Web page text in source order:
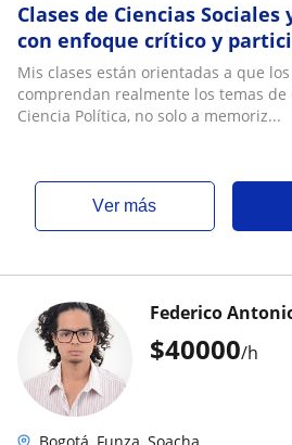
Clases de Ciencias Sociales
con enfoque crítico y
Mis clases están orientadas a que
comprendan realmente los temas de
Ciencia Política, no solo a memoriz...
ver más
$40000/h
Federico